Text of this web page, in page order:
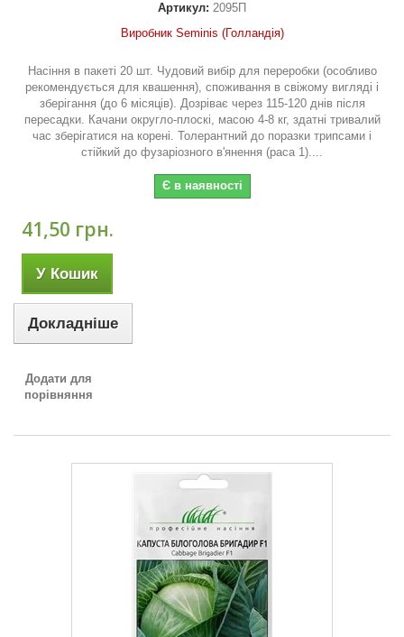
Артикул: 2095П
Виробник Seminis (Голландія)
Насіння в пакеті 20 шт. Чудовий вибір для переробки (особливо
рекомендується для квашення), споживання в свіжому вигляді і
зберігання (до 6 місяців). Дозріває через 115-120 днів після
пересадки. Качани округло-плоскі, масою 4-8 кг, здатні тривалий
час зберігатися на корені. Толерантний до поразки трипсами і
стійкий до фузаріозного в'янення (раса 1)....
Є в наявності
41,50 грн.
У Кошик
Докладніше
Додати для
порівняння